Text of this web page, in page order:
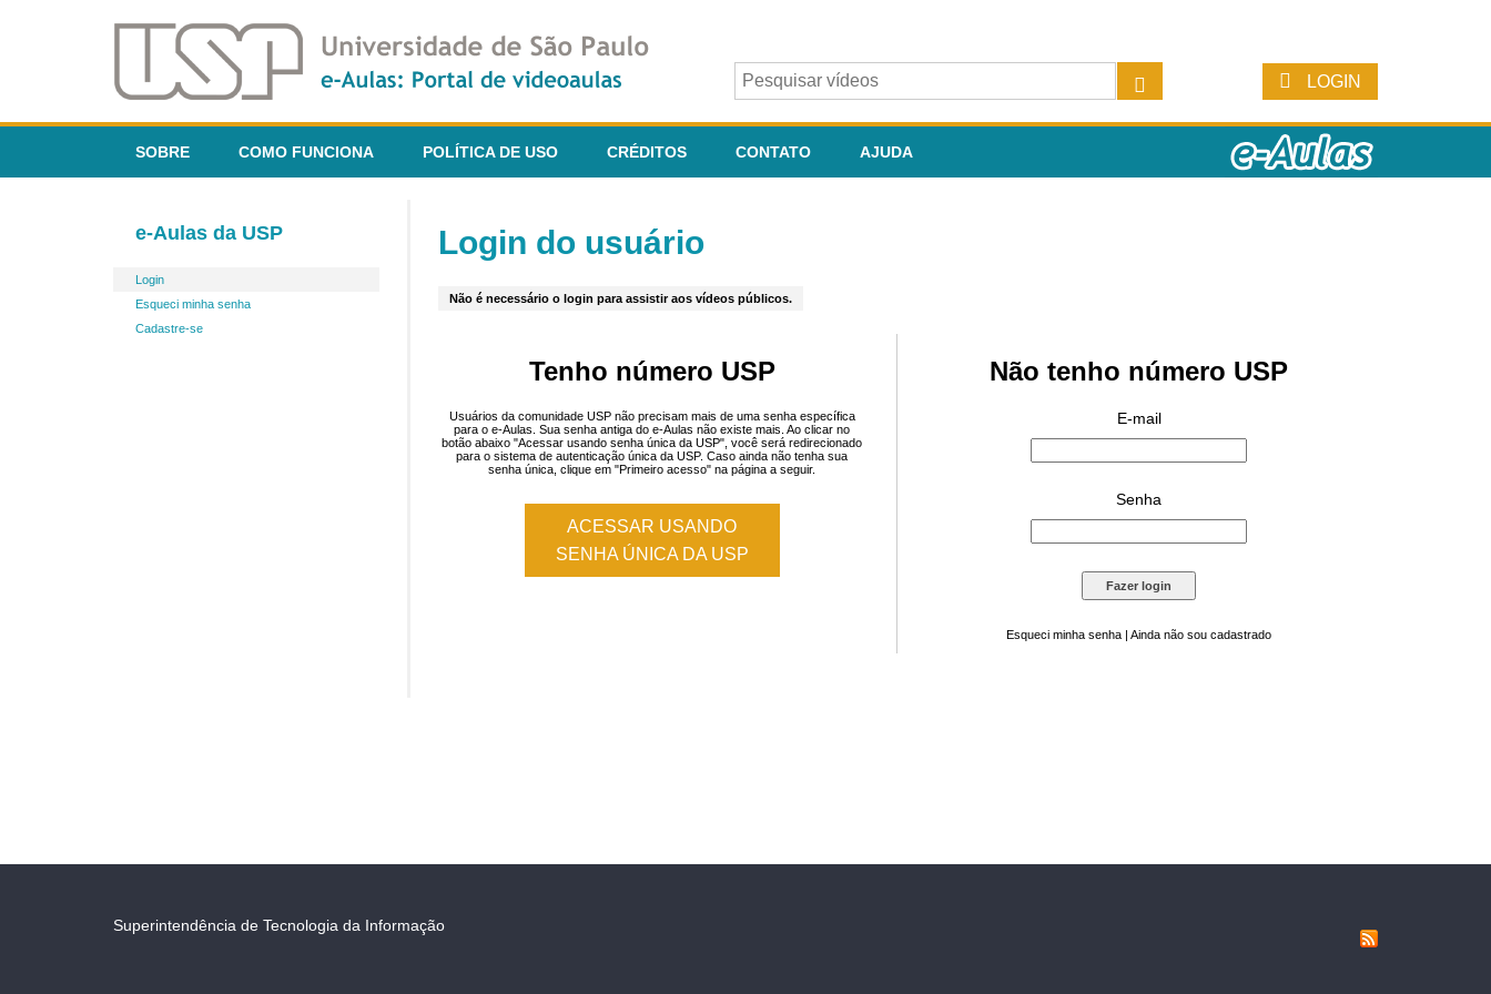
LOGIN
SOBRE COMO FUNCIONA POLÍTICA DE USO CRÉDITOS CONTATO AJUDA
e-Aulas da USP
Login
Esqueci minha senha
Cadastre-se
Login do usuário
Não é necessário o login para assistir aos vídeos públicos.
Tenho número USP
Usuários da comunidade USP não precisam mais de uma senha específica
para o e-Aulas. Sua senha antiga do e-Aulas não existe mais. Ao clicar no
botão abaixo "Acessar usando senha única da USP", você será redirecionado
para o sistema de autenticação única da USP. Caso ainda não tenha sua
senha única, clique em "Primeiro acesso" na página a seguir.
ACESSAR USANDO
SENHA ÚNICA DA USP
Não tenho número USP
E-mail
Senha
Esqueci minha senha | Ainda não sou cadastrado
Superintendência de Tecnologia da Informação